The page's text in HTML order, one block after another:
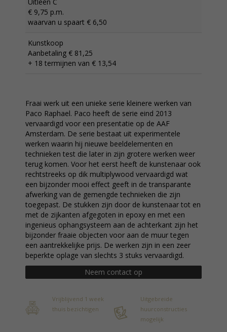
€ 9,75 p.m.
waarvan u spaart € 6,50
Kunstkoop
Aanbetaling € 81,25
+ 18 termijnen van € 13,54
Fraai werk uit een unieke serie kleinere werken van
Paco Raphael. Paco heeft de serie eind 2013
vervaardigd voor een presentatie op de AAF
Amsterdam. De serie bestaat uit experimentele
werken waarin hij nieuwe beeldelementen en
technieken test die later in zijn grotere werken weer
terug komen. Voor het eerst heeft de kunstenaar ook
rechtstreeks op dik multiplywood vervaardigd wat
een bijzonder mooi effect geeft in de transparante
afwerking van de gemengde technieken die zijn
toegepast. De stukken zijn door de kunstenaar tot en
met de zijkanten afgegoten in epoxy en met een
ingenieus ophangsysteem aan de achterkant zijn het
bijzonder fraaie objecten voor aan de muur tegen
een aantrekkelijke prijs. De werken zijn in een zeer
beperkte oplage van slechts 3 stuks vervaardigd.
Neem contact op
Vrijblijvend 1 week
thuis bezichtigen
Uitgebreide
huurconstructies
mogelijk